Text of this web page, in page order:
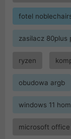
fotel
zasilacz 80plus
ryzen
obudowa argb
windows 11
microsoft office